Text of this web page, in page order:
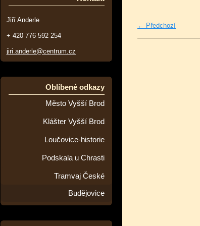
← Předchozí
Jiří Anderle
+ 420 776 592 254
jiri.anderle@centrum.cz
Oblíbené odkazy
Město Vyšší Brod
Klášter Vyšší Brod
Loučovice-historie
Podskala u Chrasti
Tramvaj České
Budějovice